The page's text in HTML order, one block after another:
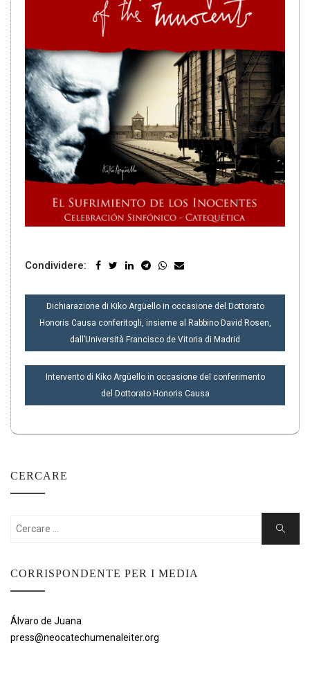
Condividere:
NAVIGAZIONE
ARTICOLI
Dichiarazione di Kiko Argüello in occasione del Dottorato
Honoris Causa conferitogli, insieme al Rabbino David Rosen,
dall’Università Francisco de Vitoria di Madrid
Intervento di Kiko Argüello in occasione del conferimento
del Dottorato Honoris Causa
CERCARE
Cercare:
Ricerca
CORRISPONDENTE PER I MEDIA
Álvaro de Juana
press@neocatechumenaleiter.org